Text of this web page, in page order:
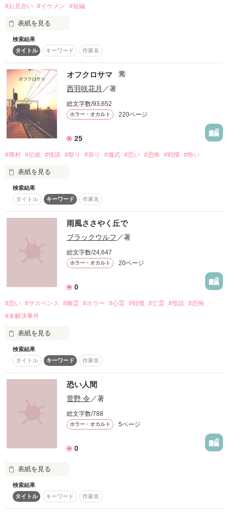
すっかりファンになっていただき
私もまた面白いストーリーを
作るべく頑張ります！
チェリー様
黒猫シリーズそんなに
喜んでいただいてありがとうございます！じあ言葉に甘えてさ
らに
シリーズ化しようと思います（＾_＾）
ふう様
感想ありがとうございます！うれしいです泣！是非読ませてい
nayu様！嬉しいレビューを
ありがとうございます( ´ ▽ ` )ﾉ
文の構成を褒めていただきとても
嬉しく思います！
感想ありがとうございます！
知らなかったﾃﾞｼｮｳ？
ｷﾐは一生ｱﾀｼのﾓﾉ
作品を読む
#お見合い #イケメン #短編
表紙を見る
     ｻｻｷ   ｶﾖ
    佐々木 香代
美少女で明るくて元気
（本人自覚無し）
   ｶﾐｼﾞｮｳ  ｸｵﾝ
    上条   久遠
いつも怒ったような顔をしているので怖がられている。
急に、両親が
「香代、お見合いすることになったから」
と告げられ
嫌々いくはめになった香代は、断る気持ちでいたけどー…
作品を読む
検索結果
タイトル
キーワード 作家名
オフクロサマ 完
西羽咲花月 ／著
総文字数/93,652
ホラー・オカルト 220ページ
25
#廃村 #伝統 #怪談 #祭り #祟り #儀式 #恐い #恐怖 #戦慄 #怖い
表紙を見る
「オフクロサマ」
夏休み中、岡山県の旅行へ行っていた４人の友人たち
歴史や伝統が好きな彼らは楽しんで戻ってくるはずだった
しかし、戻ってきた彼らは蒼白でなにかから逃れようとしてい
東京へ戻ってきてからも見えないなにかに追われ、それから逃
げるために道路へと飛び出していく
岡山県で一体なにがあったのか？
彼らにはなにが見えているのか？
主人公たちは友人を助けるために自ら廃村へと向かうことにな
検索結果
タイトル
キーワード 作家名
雨風ささやく丘で
ブラックウルフ ／著
総文字数/24,647
ホラー・オカルト 20ページ
0
#恐い #サスペンス #幽霊 #ホラー #心霊 #戦慄 #亡霊 #怪談
#恐怖
#未解決事件
表紙を見る
磯崎夏希（いさき・なつき）は都会で一人暮らしの生活を送っ
ていた。
しかしそんな彼女の日常を脅かそうとしている何者かの影が。
ノートパソコンの画面に謎の黒い四角の出現。
届かれた一通の謎の手紙。
時が過ぎるほど見えるモノ。
夏希は逃げる様に田舎町へ引っ越したのだが...
※BL、過剰な恋愛一切なし。
※サスペンスホラーをお求めの方に向いている作品です。
検索結果
タイトル
キーワード 作家名
恐い人間
菅野 令 ／著
総文字数/788
ホラー・オカルト 5ページ
0
表紙を見る
“こういう人がいたら恐ろしいな”って思った人間像を書いてみ
ました。
検索結果
タイトル
キーワード 作家名